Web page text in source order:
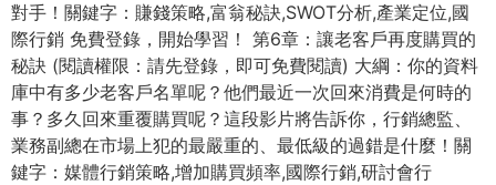
對手！關鍵字：賺錢策略,富翁秘訣,SWOT分析,產業定位,國
際行銷 免費登錄，開始學習！ 第6章：讓老客戶再度購買的
秘訣 (閱讀權限：請先登錄，即可免費閱讀) 大綱：你的資料
庫中有多少老客戶名單呢？他們最近一次回來消費是何時的
事？多久回來重覆購買呢？這段影片將告訴你，行銷總監、
業務副總在市場上犯的最嚴重的、最低級的過錯是什麼！關
鍵字：媒體行銷策略,增加購買頻率,國際行銷,研討會行